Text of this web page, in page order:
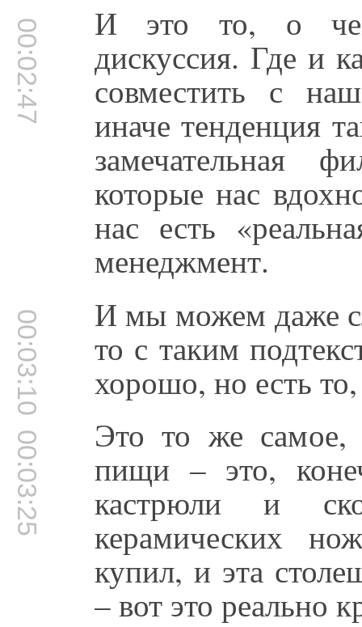
00:02:47 И это то, о чем
дискуссия. Где и
совместить с
иначе тенденция
замечательная
которые нас
нас есть
менеджмент.
00:03:10 И мы можем даже
то с таким
хорошо, но есть
00:03:25 Это то же самое,
пищи – это,
кастрюли и
керамических
купил, и эта
– вот это реально